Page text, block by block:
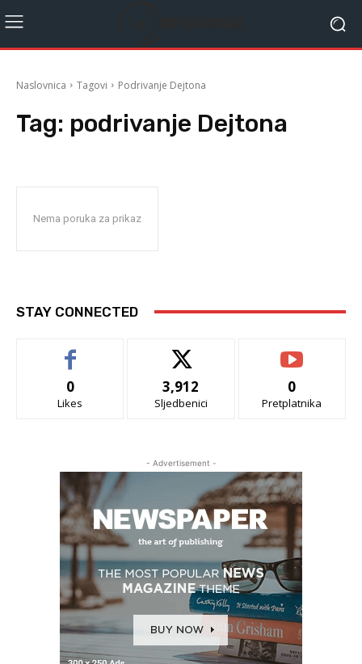
Naslovnica Tagovi Podrivanje Dejtona
Tag: podrivanje Dejtona
Nema poruka za prikaz
STAY CONNECTED
0
Likes
3,912
Sljedbenici
0
Pretplatnika
- Advertisement -